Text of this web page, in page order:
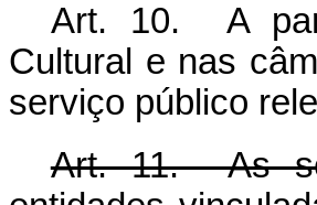
Art. 10. A
Cultural e nas
serviço público
Art. 11. As